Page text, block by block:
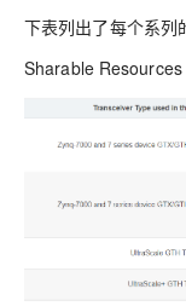
下表列出了每个系列
Sharable Resources